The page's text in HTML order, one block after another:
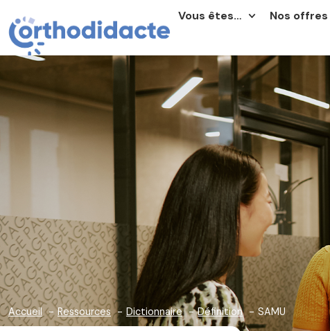
Vous êtes… Nos offres
Accueil Ressources Dictionnaire Définition SAMU